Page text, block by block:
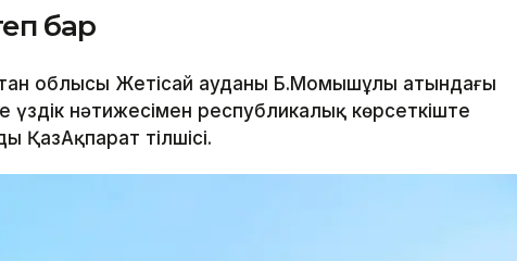
бар
облысы Жетісай ауданы Б.Момышұлы атындағы
нәтижесімен республикалық көрсеткіште
ҚазАқпарат тілшісі.